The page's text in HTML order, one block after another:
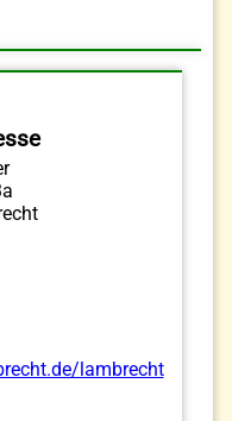
lambrecht